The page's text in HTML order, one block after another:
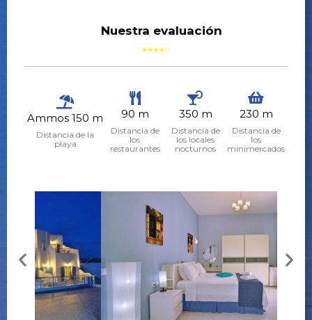
Nuestra evaluación
Ammos 150 m
Distancia de la
playa
90 m
Distancia de
los
restaurantes
350 m
Distancia de
los locales
nocturnos
230 m
Distancia de
los
minimercados